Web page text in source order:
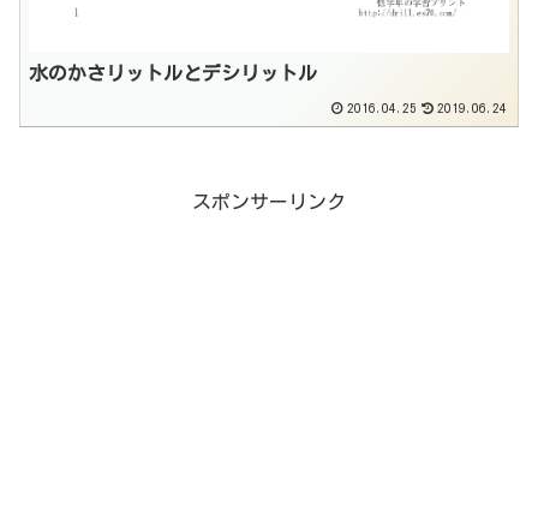
水のかさリットルとデシリットル
2016.04.25 2019.06.24
スポンサーリンク